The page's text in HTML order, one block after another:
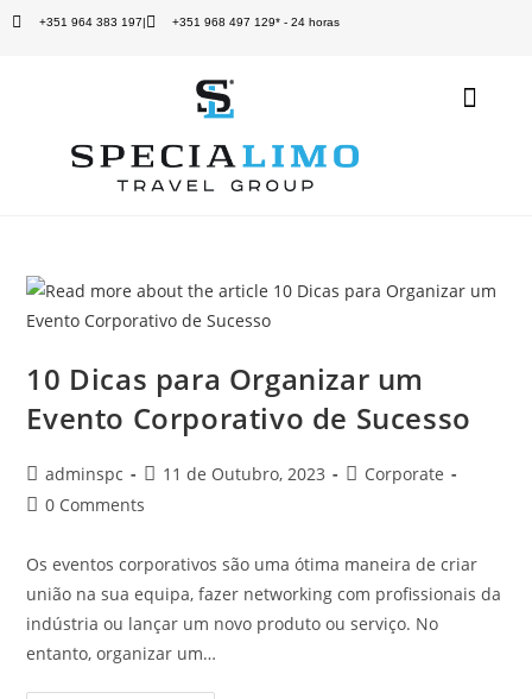
+351 964 383 197| +351 968 497 129* - 24 horas
10 Dicas para Organizar um
Evento Corporativo de Sucesso
adminspc 11 de Outubro, 2023
Corporate
0 Comments
Os eventos corporativos são uma ótima maneira de criar
união na sua equipa, fazer networking com profissionais da
indústria ou lançar um novo produto ou serviço. No
entanto, organizar um…